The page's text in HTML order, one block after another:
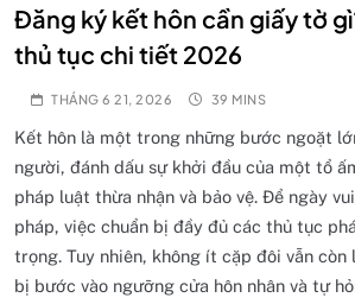
Đăng ký kết hôn cần giấy tờ
thủ tục chi tiết 2026
THÁNG 6 21, 2026 39 MINS
Kết hôn là một trong những bước ngoặt
người, đánh dấu sự khởi đầu của một tổ
pháp luật thừa nhận và bảo vệ. Để ngày
pháp, việc chuẩn bị đầy đủ các thủ tục
trọng. Tuy nhiên, không ít cặp đôi vẫn còn
bị bước vào ngưỡng cửa hôn nhân và tự